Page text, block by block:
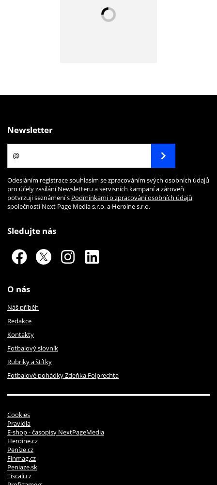
Newsletter
Odesláním registrace souhlasím se zpracováním svých osobních údajů
pro účely zasílání Newsletteru a servisních kampaní a zároveň
potvrzuji seznámení s Podmínkami o zpracování osobních údajů
společností Next Page Media s.r.o. a Heroine s.r.o.
Sledujte nás
O nás
Náš příběh
Redakce
Kontakty
Fotbalový slovník
Rubriky a štítky
Fotbalové pohádky Zdeňka Folprechta
Cookies
Pravidla
E-shop - časopisy NextPageMedia
Heroine.cz
Peníze.cz
Finmag.cz
Peniaze.sk
Tiscali.cz